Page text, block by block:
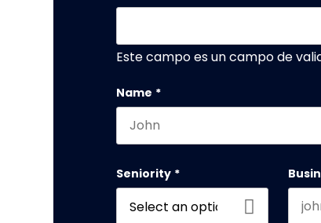
Este campo es un campo de
Name *
Seniority *